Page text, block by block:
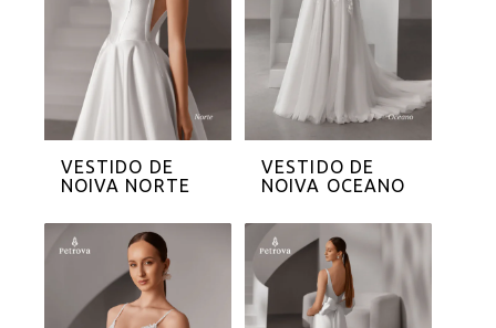
VESTIDO DE
NOIVA NORTE
VESTIDO DE
NOIVA OCEANO